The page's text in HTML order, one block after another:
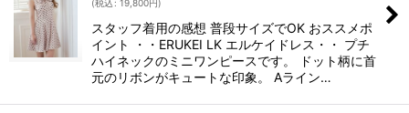
(税込 : 19,800円)
スタッフ着用の感想 普段サイズでOK おススメポ
イント ・・ERUKEI LK エルケイドレス・・ プチ
ハイネックのミニワンピースです。 ドット柄に首
元のリボンがキュートな印象。 Aライン…